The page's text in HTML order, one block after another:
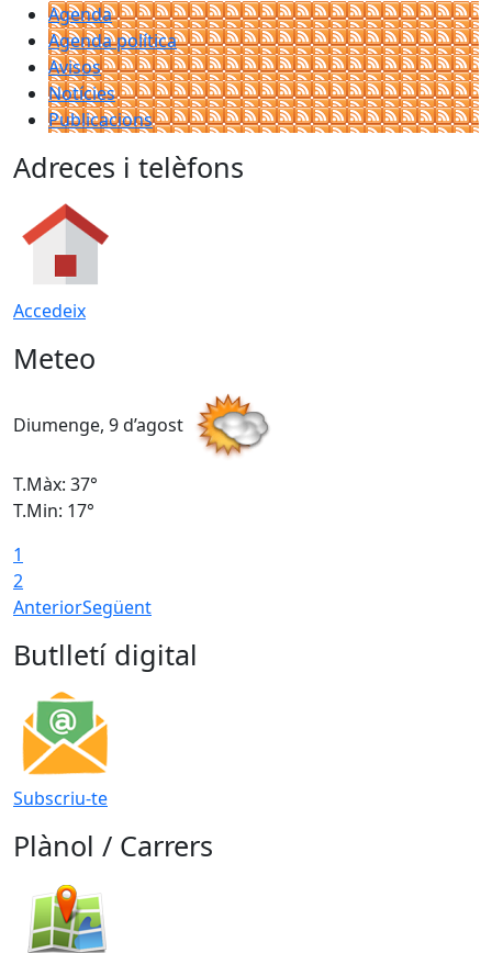
Agenda
Agenda política
Avisos
Notícies
Publicacions
Adreces i telèfons
Accedeix
Meteo
Diumenge, 9 d’agost
T.Màx: 37°
T.Min: 17°
1
2
AnteriorSegüent
Butlletí digital
Subscriu-te
Plànol / Carrers